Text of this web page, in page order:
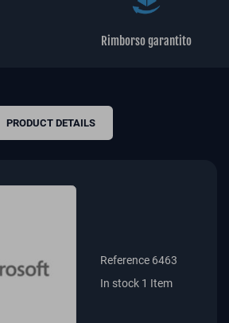
Rimborso garantito
PRODUCT DETAILS
Reference 6463
In stock 1 Item